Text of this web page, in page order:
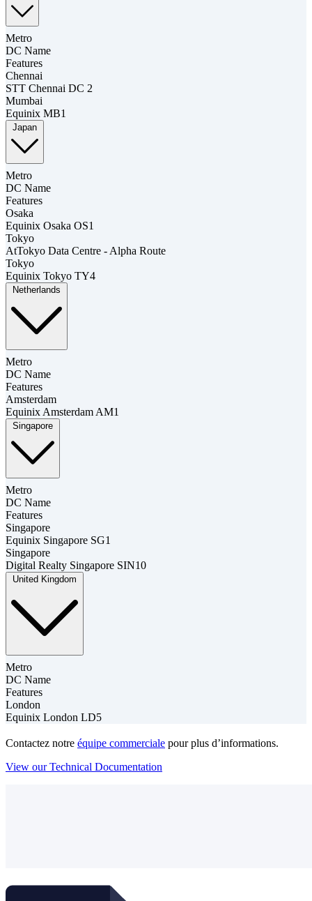
Metro
DC Name
Features
Chennai
STT Chennai DC 2
Mumbai
Equinix MB1
Japan
Metro
DC Name
Features
Osaka
Equinix Osaka OS1
Tokyo
AtTokyo Data Centre - Alpha Route
Tokyo
Equinix Tokyo TY4
Netherlands
Metro
DC Name
Features
Amsterdam
Equinix Amsterdam AM1
Singapore
Metro
DC Name
Features
Singapore
Equinix Singapore SG1
Singapore
Digital Realty Singapore SIN10
United Kingdom
Metro
DC Name
Features
London
Equinix London LD5
Contactez notre équipe commerciale pour plus d’informations.
View our Technical Documentation